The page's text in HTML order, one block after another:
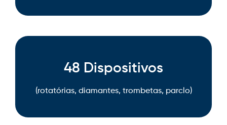
48 Dispositivos
(rotatórias, diamantes, trombetas, parclo)